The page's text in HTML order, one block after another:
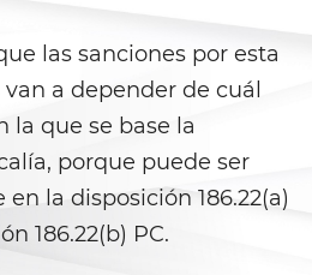
Concealed Firearm
Loaded Firearm
of a Firearm
las sanciones por esta
a depender de cuál
la que se base la
porque puede ser
la disposición 186.22(a)
186.22(b) PC.